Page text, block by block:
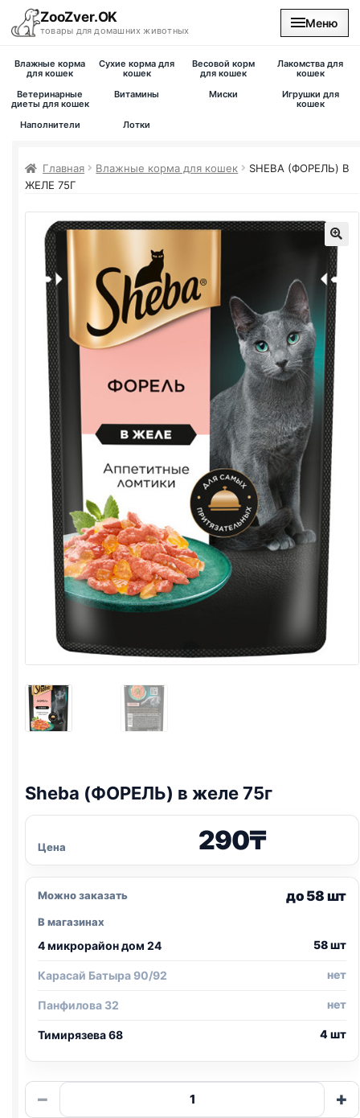
ZooZver.OK
товары для домашних животных
Меню
На главную
Влажные корма
для кошек
Сухие корма для
кошек
Весовой корм
для кошек
Лакомства для
кошек
Ветеринарные
диеты для кошек
Витамины Миски
Игрушки для
кошек
Наполнители
Лотки
Главная Влажные корма для кошек
SHEBA (ФОРЕЛЬ) В
ЖЕЛЕ 75Г
Sheba (ФОРЕЛЬ) в желе 75г
Цена 290₸
Можно заказать до 58 шт
В магазинах
4 микрорайон дом 24 58 шт
Карасай Батыра 90/92 нет
Панфилова 32 нет
Тимирязева 68 4 шт
−
Количество
товара
+